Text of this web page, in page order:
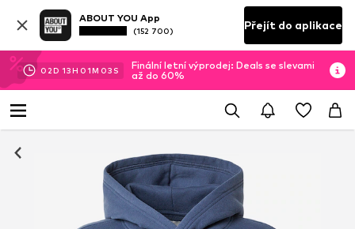
ABOUT YOU App
(152 700) Přejít do aplikace
02D 13H 01M 02 S
Finální letní výprodej: Deals se slevami
až do 60%